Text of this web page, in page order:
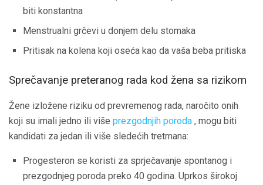
biti konstantna
Menstrualni grčevi u donjem delu stomaka
Pritisak na kolena koji oseća kao da vaša beba pritiska
Sprečavanje preteranog rada kod žena sa rizikom
Žene izložene riziku od prevremenog rada, naročito onih
koji su imali jedno ili više prezgodnjih poroda , mogu biti
kandidati za jedan ili više sledećih tretmana:
Progesteron se koristi za sprječavanje spontanog i
prezgodnjeg poroda preko 40 godina. Uprkos širokoj